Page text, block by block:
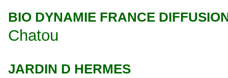
BIO DYNAMIE FRANCE
Chatou
JARDIN D HERMES